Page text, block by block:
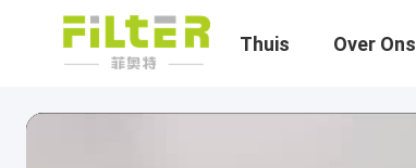
Thuis Over Ons